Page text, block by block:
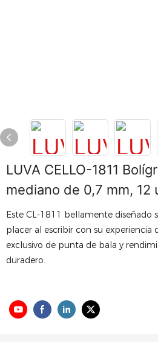
LUVA CELLO-1811
mediano de 0,7 mm, 12
Este CL-1811 bellamente diseñado
placer al escribir con su experiencia
exclusivo de punta de bala y
duradero.